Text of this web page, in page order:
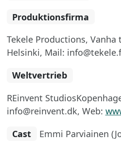
Produktionsfirma
Tekele Productions, Vanha
Helsinki, Mail:
Weltvertrieb
REinvent
info@reinvent.dk, Web:
Cast
Emmi Parviainen